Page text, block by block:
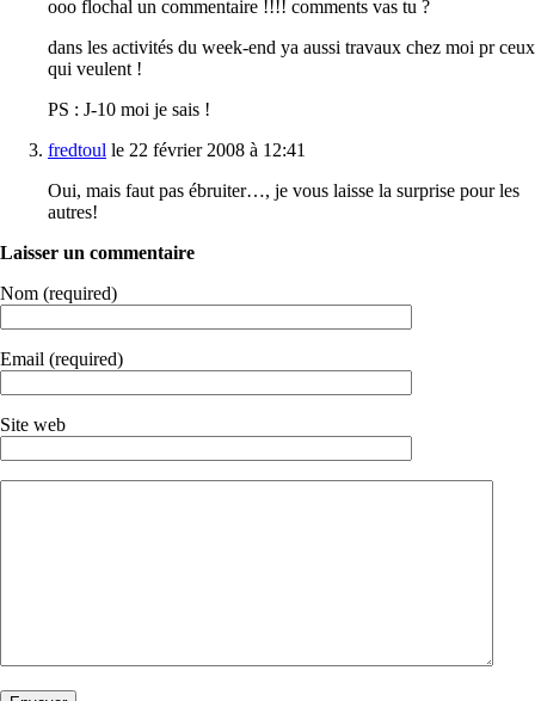
ooo flochal un commentaire !!!! comments vas tu ?
dans les activités du week-end ya aussi travaux chez moi pr ceux
qui veulent !
PS : J-10 moi je sais !
fredtoul le 22 février 2008 à 12:41
Oui, mais faut pas ébruiter…, je vous laisse la surprise pour les
autres!
Laisser un commentaire
Nom (required)
Email (required)
Site web